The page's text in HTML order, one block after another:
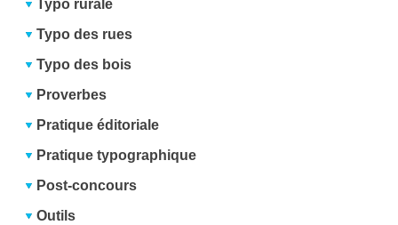
Typo rurale
Typo des rues
Typo des bois
Proverbes
Pratique éditoriale
Pratique typographique
Post-concours
Outils